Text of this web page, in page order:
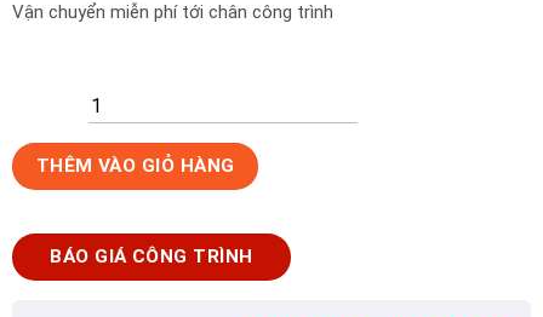
Vận chuyển miễn phí tới chân công trình
Gạch
lát
Viglacera
30x30
THÊM VÀO GIỎ HÀNG
BÁO GIÁ CÔNG TRÌNH